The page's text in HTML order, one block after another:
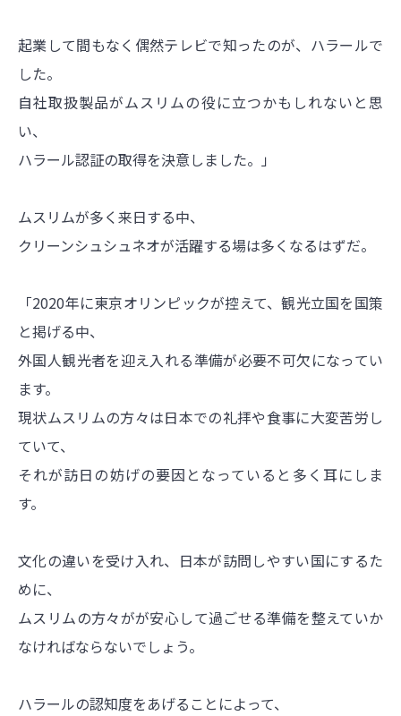
起業して間もなく偶然テレビで知ったのが、ハラールで
した。
自社取扱製品がムスリムの役に立つかもしれないと思
い、
ハラール認証の取得を決意しました。」
ムスリムが多く来日する中、
クリーンシュシュネオが活躍する場は多くなるはずだ。
「2020年に東京オリンピックが控えて、観光立国を国策
と掲げる中、
外国人観光者を迎え入れる準備が必要不可欠になってい
ます。
現状ムスリムの方々は日本での礼拝や食事に大変苦労し
ていて、
それが訪日の妨げの要因となっていると多く耳にしま
す。
文化の違いを受け入れ、日本が訪問しやすい国にするた
めに、
ムスリムの方々がが安心して過ごせる準備を整えていか
なければならないでしょう。
ハラールの認知度をあげることによって、